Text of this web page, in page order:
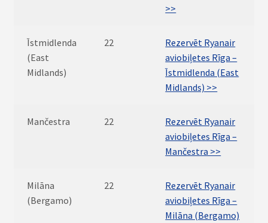
>>
Īstmidlenda
(East
Midlands)
22
Rezervēt Ryanair
aviobiļetes Rīga –
Īstmidlenda (East
Midlands) >>
Mančestra 22
Rezervēt Ryanair
aviobiļetes Rīga –
Mančestra >>
Milāna
(Bergamo)
22
Rezervēt Ryanair
aviobiļetes Rīga –
Milāna (Bergamo)